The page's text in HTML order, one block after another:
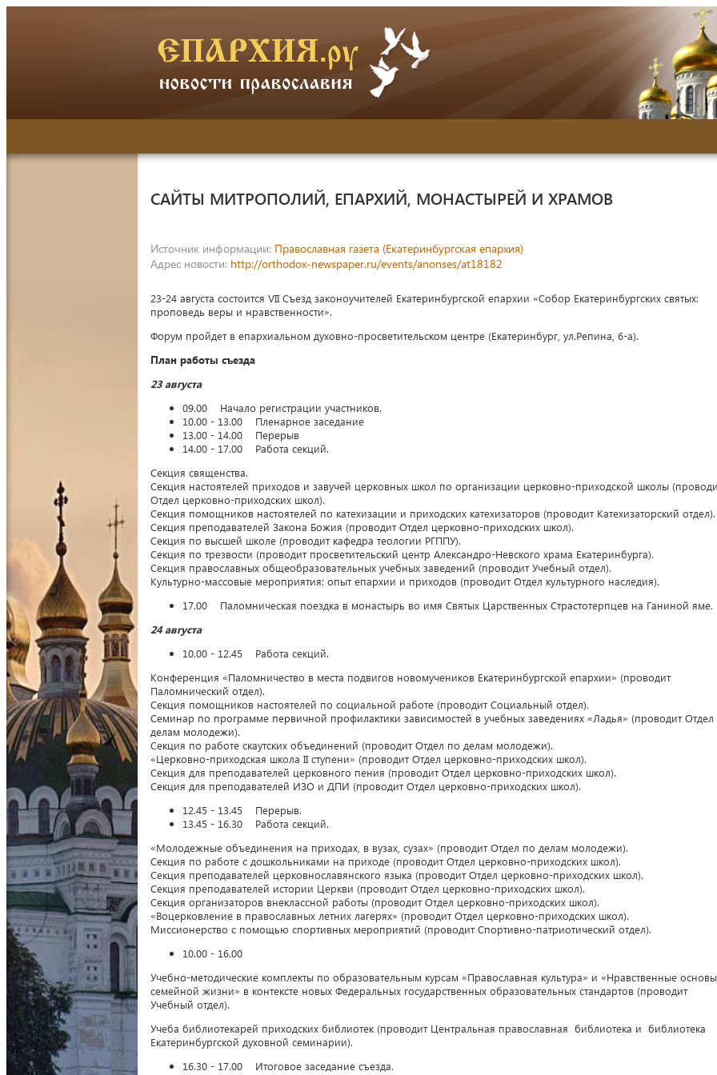
САЙТЫ МИТРОПОЛИЙ, ЕПАРХИЙ, МОНАСТЫРЕЙ И ХРАМОВ
Источник информации: Православная газета (Екатеринбургская епархия)
Адрес новости: http://orthodox-newspaper.ru/events/anonses/at18182
23-24 августа состоится VII Съезд законоучителей Екатеринбургской епархии «Собор Екатеринбургских святых:
проповедь веры и нравственности».
Форум пройдет в епархиальном духовно-просветительском центре (Екатеринбург, ул.Репина, 6-а).
План работы съезда
23 августа
09.00 Начало регистрации участников.
10.00 - 13.00 Пленарное заседание
13.00 - 14.00 Перерыв
14.00 - 17.00 Работа секций.
Секция священства.
Секция настоятелей приходов и завучей церковных школ по организации церковно-приходской школы
Отдел церковно-приходских школ).
Секция помощников настоятелей по катехизации и приходских катехизаторов (проводит Катехизаторский отдел).
Секция преподавателей Закона Божия (проводит Отдел церковно-приходских школ).
Секция по высшей школе (проводит кафедра теологии РГППУ).
Секция по трезвости (проводит просветительский центр Александро-Невского храма Екатеринбурга).
Секция православных общеобразовательных учебных заведений (проводит Учебный отдел).
Культурно-массовые мероприятия: опыт епархии и приходов (проводит Отдел культурного наследия).
17.00 Паломническая поездка в монастырь во имя Святых Царственных Страстотерпцев на Ганиной яме.
24 августа
10.00 - 12.45 Работа секций.
Конференция «Паломничество в места подвигов новомучеников Екатеринбургской епархии» (проводит
Паломнический отдел).
Секция помощников настоятелей по социальной работе (проводит Социальный отдел).
Семинар по программе первичной профилактики зависимостей в учебных заведениях «Ладья» (проводит
делам молодежи).
Секция по работе скаутских объединений (проводит Отдел по делам молодежи).
«Церковно-приходская школа II ступени» (проводит Отдел церковно-приходских школ).
Секция для преподавателей церковного пения (проводит Отдел церковно-приходских школ).
Секция для преподавателей ИЗО и ДПИ (проводит Отдел церковно-приходских школ).
12.45 - 13.45 Перерыв.
13.45 - 16.30 Работа секций.
«Молодежные объединения на приходах, в вузах, сузах» (проводит Отдел по делам молодежи).
Секция по работе с дошкольниками на приходе (проводит Отдел церковно-приходских школ).
Секция преподавателей церковнославянского языка (проводит Отдел церковно-приходских школ).
Секция преподавателей истории Церкви (проводит Отдел церковно-приходских школ).
Секция организаторов внеклассной работы (проводит Отдел церковно-приходских школ).
«Воцерковление в православных летних лагерях» (проводит Отдел церковно-приходских школ).
Миссионерство с помощью спортивных мероприятий (проводит Спортивно-патриотический отдел).
10.00 - 16.00
Учебно-методические комплекты по образовательным курсам «Православная культура» и «Нравственные основы
семейной жизни» в контексте новых Федеральных государственных образовательных стандартов (проводит
Учебный отдел).
Учеба библиотекарей приходских библиотек (проводит Центральная православная библиотека и библиотека
Екатеринбургской духовной семинарии).
16.30 - 17.00 Итоговое заседание съезда.